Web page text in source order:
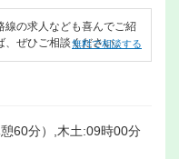
線の求人なども喜んでご紹
、ぜひご相談ください。
無料で相談する
60分）,木土:09時00分